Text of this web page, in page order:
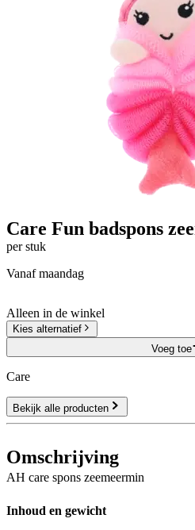
Care Fun badspons
per stuk
vanaf maandag
Alleen in de winkel
Kies alternatief
Voeg toe
Care
Bekijk alle producten
Omschrijving
AH care spons zeemeermin
Inhoud en gewicht